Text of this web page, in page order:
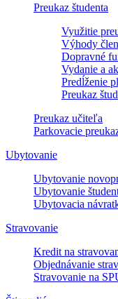
Preukaz študenta
Využitie
Výhody
Dopravné
Vydanie a
Predĺženie
Preukaz
Preukaz učiteľa
Parkovacie
Ubytovanie
Ubytovanie
Ubytovanie
Ubytovacia
Stravovanie
Kredit na
Objednávanie
Stravovanie na